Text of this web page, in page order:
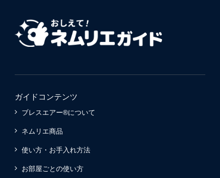
ガイドコンテンツ
ブレスエアー®について
ネムリエ商品
使い方・お手入れ方法
お部屋ごとの使い方